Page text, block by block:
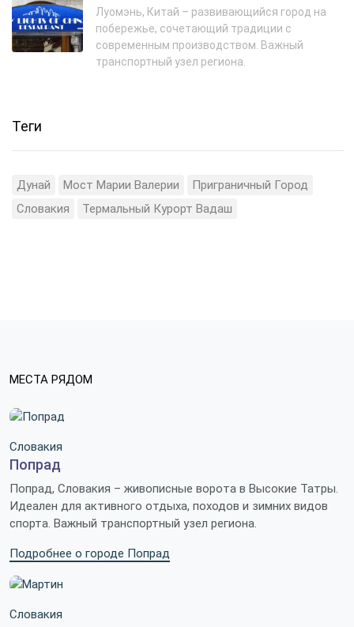
Луомэнь, Китай – развивающийся город на
побережье, сочетающий традиции с
современным производством. Важный
транспортный узел региона.
Теги
Дунай Мост Марии Валерии
Приграничный Город
Словакия
Термальный Курорт Вадаш
МЕСТА РЯДОМ
Словакия
Попрад
Попрад, Словакия – живописные ворота в Высокие Татры.
Идеален для активного отдыха, походов и зимних видов
спорта. Важный транспортный узел региона.
Подробнее о городе Попрад
Словакия